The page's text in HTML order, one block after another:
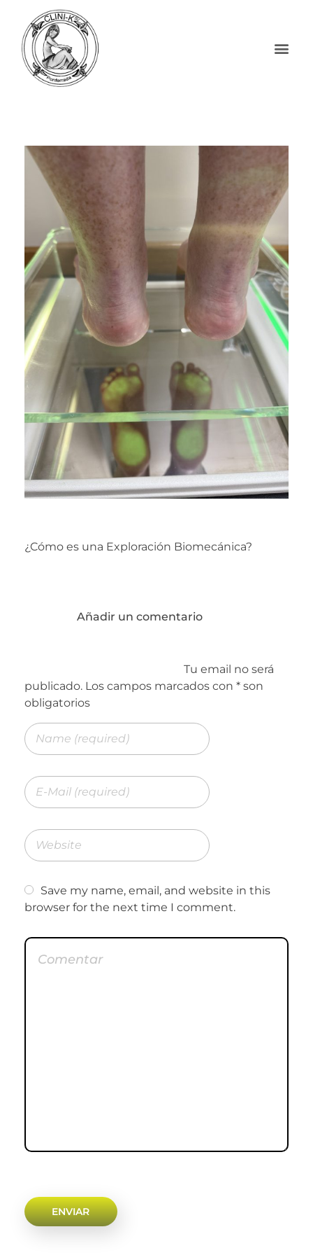
¿Cómo es una Exploración Biomecánica?
Save my name, email, and website in this
browser for the next time I comment.